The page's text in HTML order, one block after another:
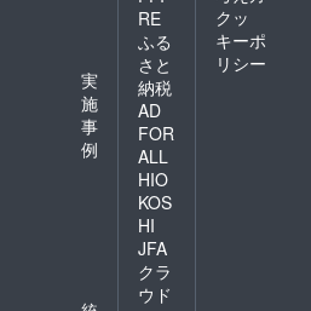
実
施
事
例
RE
ふる
さと
納税
AD
FOR
ALL
HIO
KOS
HI
JFA
クラ
ウド
クッ
キーポ
リシー